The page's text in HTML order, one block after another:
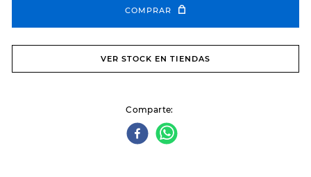
COMPRAR
VER STOCK EN TIENDAS
Comparte